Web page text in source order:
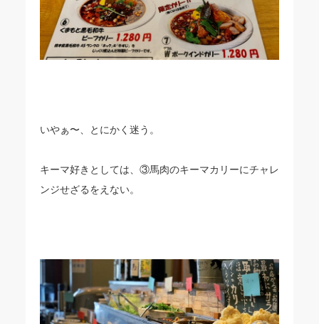
いやぁ〜、とにかく迷う。
キーマ好きとしては、③馬肉のキーマカリーにチャレ
ンジせざるをえない。